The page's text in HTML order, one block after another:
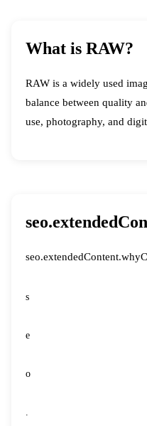
What is RAW?
RAW is a widely used
balance between quality
use, photography, and
s
e
o
.